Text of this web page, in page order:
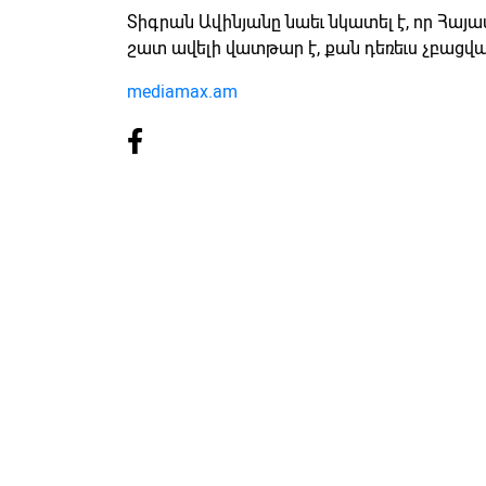
Տիգրան Ավինյանը նաեւ նկատել է, որ
շատ ավելի վատթար է, քան դեռեւս
mediamax.am